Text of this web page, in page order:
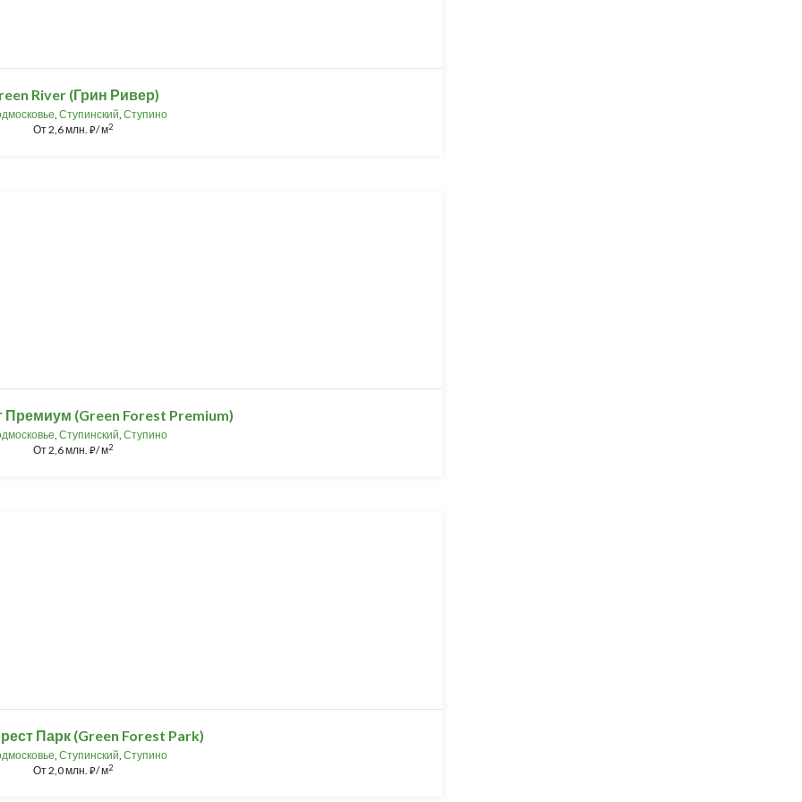
River (Грин Ривер)
, Ступинский, Ступино
От2,6 млн. ⃏/ м2
Премиум (Green Forest Premium)
, Ступинский, Ступино
От2,6 млн. ⃏/ м2
Парк (Green Forest Park)
, Ступинский, Ступино
От2,0 млн. ⃏/ м2